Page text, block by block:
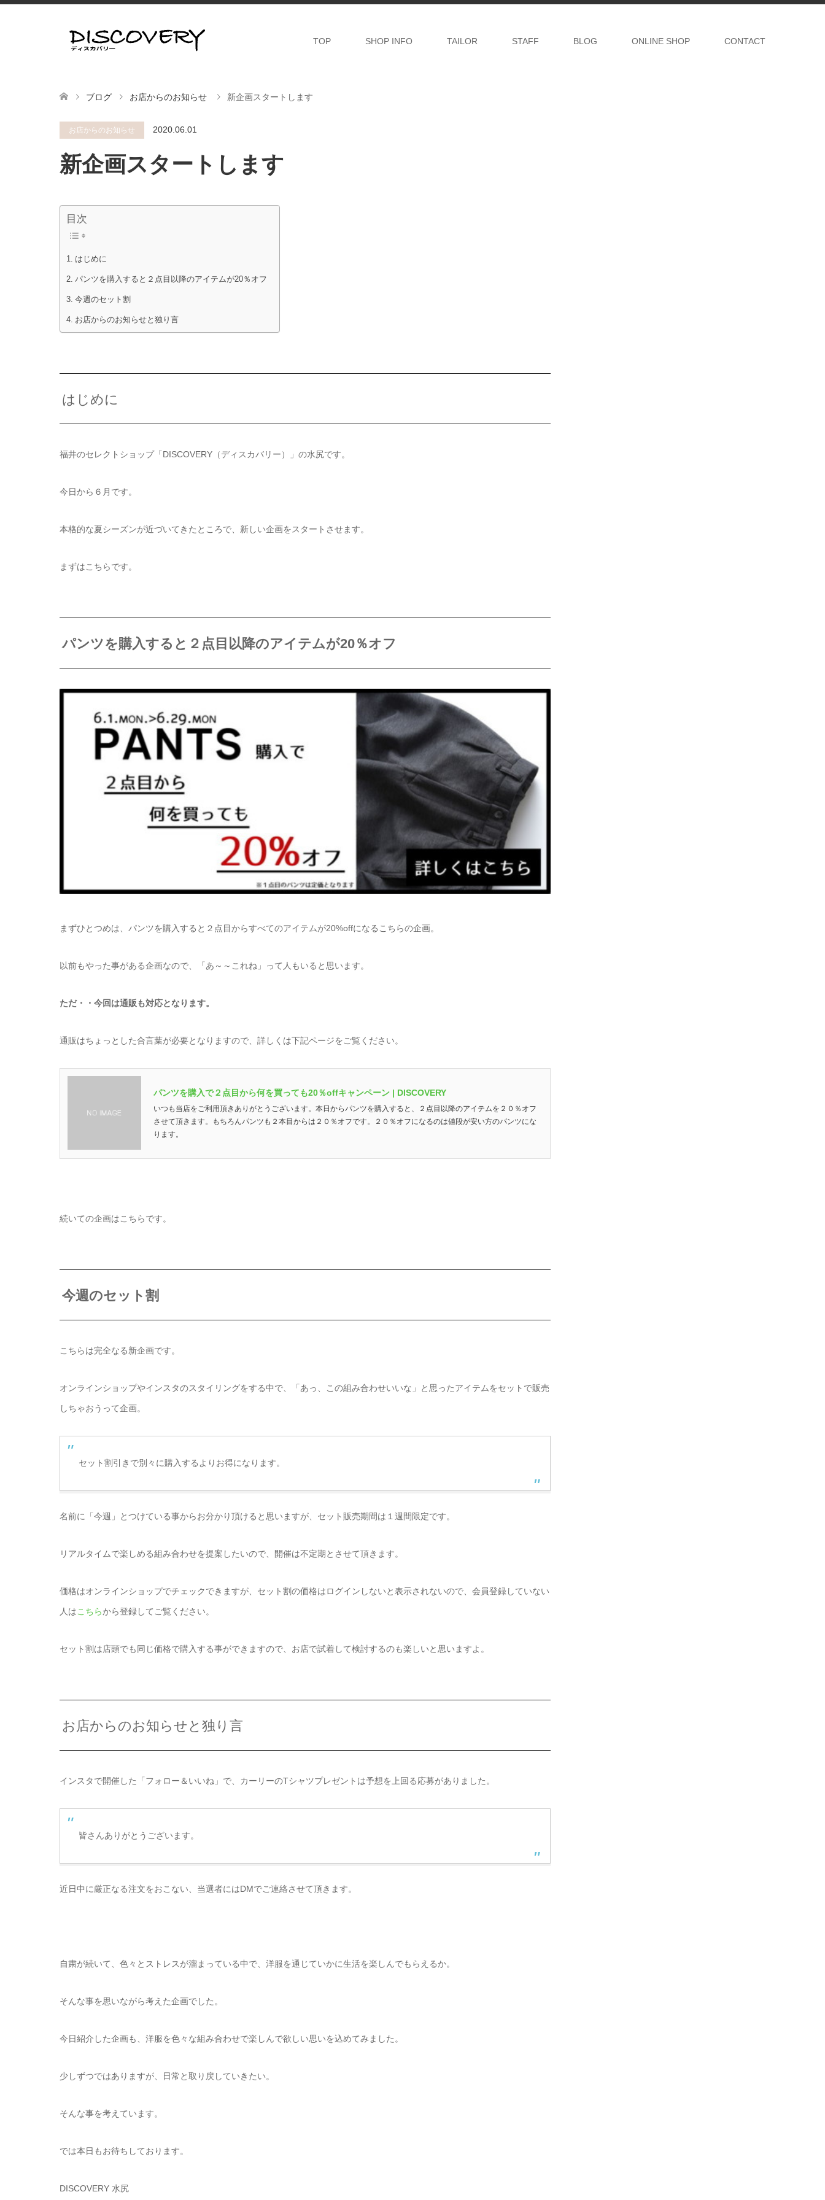
TOP SHOP INFO TAILOR STAFF BLOG ONLINE SHOP CONTACT
ブログ お店からのお知らせ 新企画スタートします
お店からのお知らせ 2020.06.01
新企画スタートします
目次
はじめに
パンツを購入すると２点目以降のアイテムが20％オフ
今週のセット割
お店からのお知らせと独り言
はじめに
福井のセレクトショップ「DISCOVERY（ディスカバリー）」の水尻です。
今日から６月です。
本格的な夏シーズンが近づいてきたところで、新しい企画をスタートさせます。
まずはこちらです。
パンツを購入すると２点目以降のアイテムが20％オフ
まずひとつめは、パンツを購入すると２点目からすべてのアイテムが20%offになるこちらの企画。
以前もやった事がある企画なので、「あ～～これね」って人もいると思います。
ただ・・今回は通販も対応となります。
通販はちょっとした合言葉が必要となりますので、詳しくは下記ページをご覧ください。
パンツを購入で２点目から何を買っても20％offキャンペーン | DISCOVERY
いつも当店をご利用頂きありがとうございます。本日からパンツを購入すると、２点目以降のアイテムを２０％オフ
させて頂きます。もちろんパンツも２本目からは２０％オフです。２０％オフになるのは値段が安い方のパンツにな
ります。
続いての企画はこちらです。
今週のセット割
こちらは完全なる新企画です。
オンラインショップやインスタのスタイリングをする中で、「あっ、この組み合わせいいな」と思ったアイテムをセットで販売
しちゃおうって企画。
セット割引きで別々に購入するよりお得になります。
名前に「今週」とつけている事からお分かり頂けると思いますが、セット販売期間は１週間限定です。
リアルタイムで楽しめる組み合わせを提案したいので、開催は不定期とさせて頂きます。
価格はオンラインショップでチェックできますが、セット割の価格はログインしないと表示されないので、会員登録していない
人はこちらから登録してご覧ください。
セット割は店頭でも同じ価格で購入する事ができますので、お店で試着して検討するのも楽しいと思いますよ。
お店からのお知らせと独り言
インスタで開催した「フォロー＆いいね」で、カーリーのTシャツプレゼントは予想を上回る応募がありました。
皆さんありがとうございます。
近日中に厳正なる注文をおこない、当選者にはDMでご連絡させて頂きます。
自粛が続いて、色々とストレスが溜まっている中で、洋服を通じていかに生活を楽しんでもらえるか。
そんな事を思いながら考えた企画でした。
今日紹介した企画も、洋服を色々な組み合わせで楽しんで欲しい思いを込めてみました。
少しずつではありますが、日常と取り戻していきたい。
そんな事を考えています。
では本日もお待ちしております。
DISCOVERY 水尻